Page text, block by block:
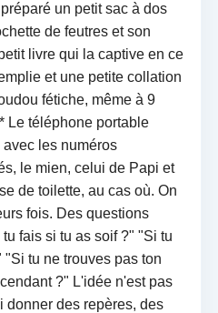
un petit sac à dos
de feutres et son
livre qui la captive en ce
et une petite collation
fétiche, même à 9
Le téléphone portable
les numéros
le mien, celui de Papi et
de toilette, au cas où. On
fois. Des questions
fais si tu as soif ?" "Si tu
tu ne trouves pas ton
?" L'idée n'est pas
donner des repères, des